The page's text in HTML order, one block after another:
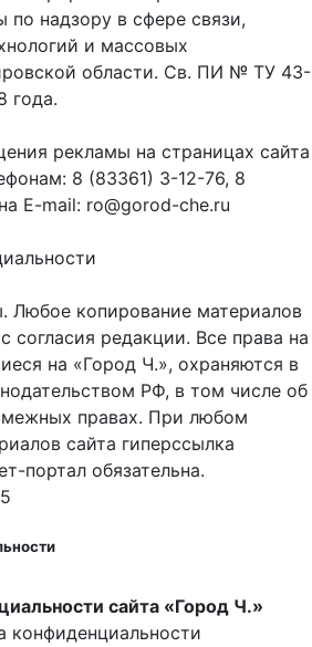
надзору в сфере связи,
и массовых
области. Св. ПИ № ТУ 43-
года.
рекламы на страницах сайта
8 (83361) 3-12-76, 8
E-mail: ro@gorod-che.ru
Любое копирование материалов
согласия редакции. Все права на
на «Город Ч.», охраняются в
РФ, в том числе об
правах. При любом
сайта гиперссылка
портал обязательна.
сайта «Город Ч.»
конфиденциальности